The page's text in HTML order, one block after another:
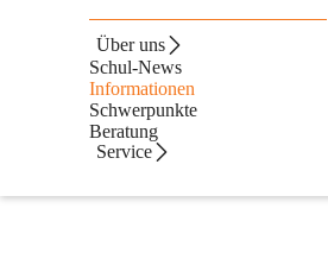
Über uns
Schul-News
Informationen
Schwerpunkte
Beratung
Service
Interessantes und Wissenswertes